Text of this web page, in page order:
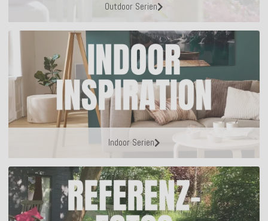
Outdoor Serien
Indoor Serien